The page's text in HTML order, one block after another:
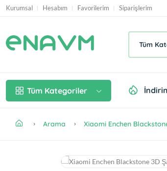
Kurumsal Hesabım Favorilerim Siparişlerim
Tüm
Tüm Kategoriler
Arama Xiaomi Enchen